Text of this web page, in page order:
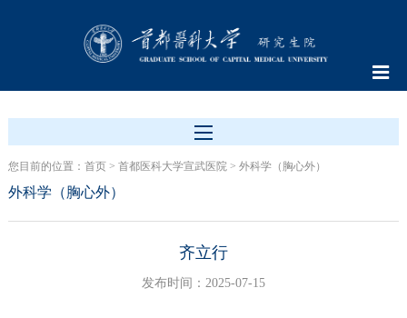
您目前的位置： 首页> 首都医科大学宣武医院> 外科学（胸心外）
外科学（胸心外）
齐立行
发布时间：2025-07-15